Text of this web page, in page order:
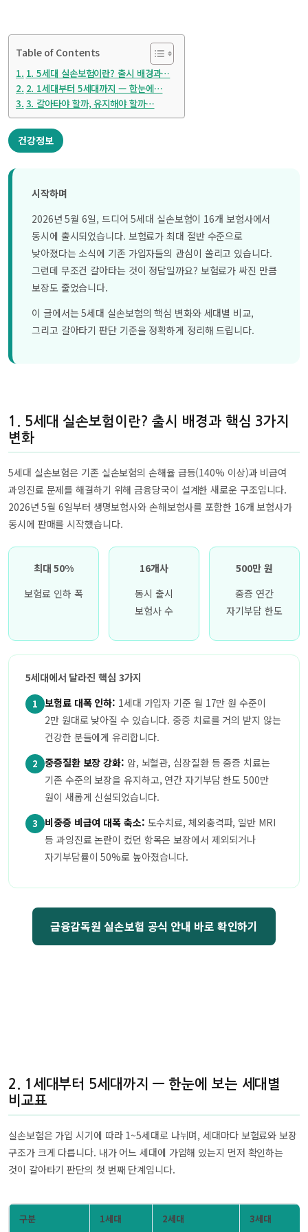
Table of Contents
1. 5세대 실손보험이란? 출시 배경과…
2. 1세대부터 5세대까지 — 한눈에…
3. 갈아타야 할까, 유지해야 할까…
건강정보
시작하며
2026년 5월 6일, 드디어 5세대 실손보험이 16개 보험사에서
동시에 출시되었습니다. 보험료가 최대 절반 수준으로
낮아졌다는 소식에 기존 가입자들의 관심이 쏠리고 있습니다.
그런데 무조건 갈아타는 것이 정답일까요? 보험료가 싸진 만큼
보장도 줄었습니다.
이 글에서는 5세대 실손보험의 핵심 변화와 세대별 비교,
그리고 갈아타기 판단 기준을 정확하게 정리해 드립니다.
1. 5세대 실손보험이란? 출시 배경과 핵심 3가지
변화
5세대 실손보험은 기존 실손보험의 손해율 급등(140% 이상)과 비급여
과잉진료 문제를 해결하기 위해 금융당국이 설계한 새로운 구조입니다.
2026년 5월 6일부터 생명보험사와 손해보험사를 포함한 16개 보험사가
동시에 판매를 시작했습니다.
최대 50%
보험료 인하 폭
16개사
동시 출시
보험사 수
500만 원
중증 연간
자기부담 한도
5세대에서 달라진 핵심 3가지
1 보험료 대폭 인하: 1세대 가입자 기준 월 17만 원 수준이
2만 원대로 낮아질 수 있습니다. 중증 치료를 거의 받지 않는
건강한 분들에게 유리합니다.
2 중증질환 보장 강화: 암, 뇌혈관, 심장질환 등 중증 치료는
기존 수준의 보장을 유지하고, 연간 자기부담 한도 500만
원이 새롭게 신설되었습니다.
3 비중증 비급여 대폭 축소: 도수치료, 체외충격파, 일반 MRI
등 과잉진료 논란이 컸던 항목은 보장에서 제외되거나
자기부담률이 50%로 높아졌습니다.
금융감독원 실손보험 공식 안내 바로 확인하기
2. 1세대부터 5세대까지 — 한눈에 보는 세대별
비교표
실손보험은 가입 시기에 따라 1~5세대로 나뉘며, 세대마다 보험료와 보장
구조가 크게 다릅니다. 내가 어느 세대에 가입해 있는지 먼저 확인하는
것이 갈아타기 판단의 첫 번째 단계입니다.
구분 1세대 2세대 3세대